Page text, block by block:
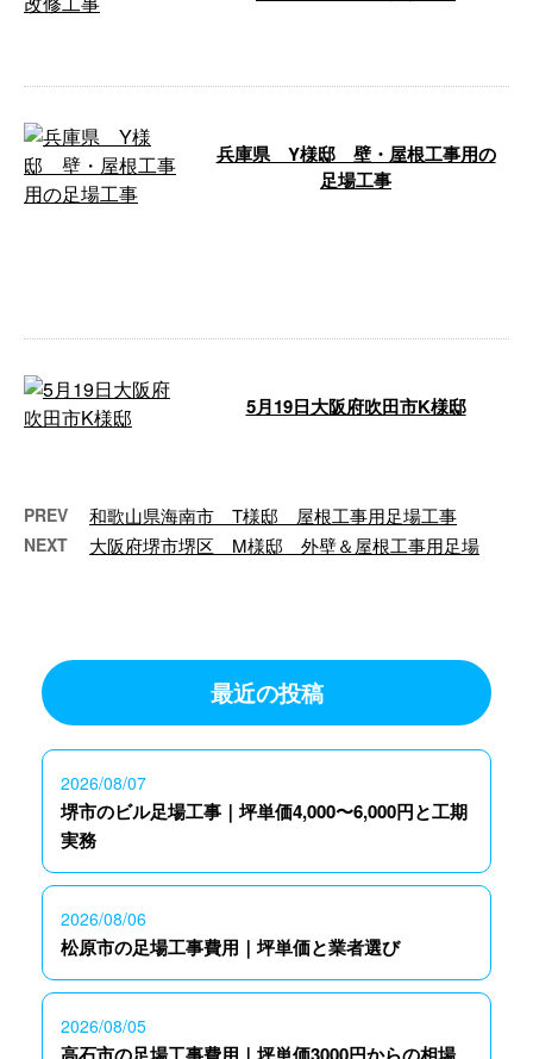
兵庫県 Y様邸 壁・屋根工事用の
足場工事
5月19日大阪府吹田市K様邸
PREV 和歌山県海南市 T様邸 屋根工事用足場工事
NEXT 大阪府堺市堺区 M様邸 外壁＆屋根工事用足場
最近の投稿
2026/08/07
堺市のビル足場工事｜坪単価4,000〜6,000円と工期
実務
2026/08/06
松原市の足場工事費用｜坪単価と業者選び
2026/08/05